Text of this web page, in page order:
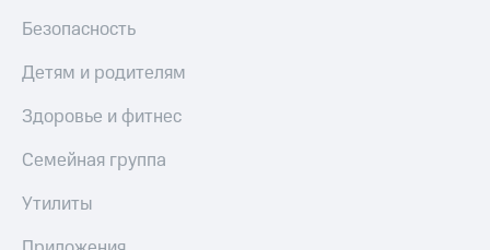
Безопасность
Детям и родителям
Здоровье и фитнес
Семейная группа
Утилиты